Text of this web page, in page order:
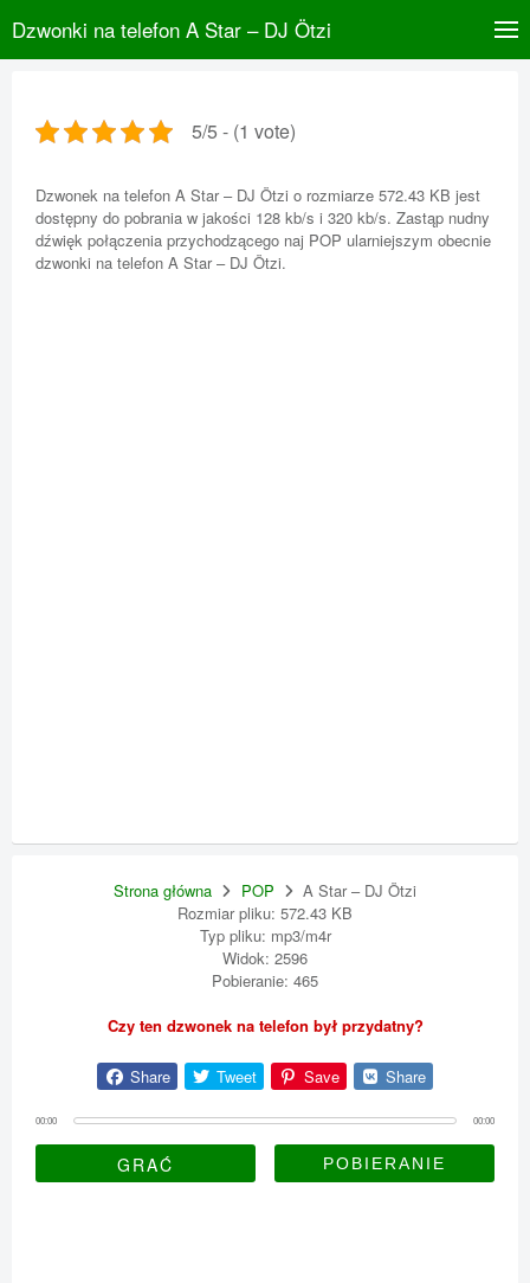
Dzwonki na telefon A Star – DJ Ötzi
5/5 - (1 vote)
Dzwonek na telefon A Star – DJ Ötzi o rozmiarze 572.43 KB jest
dostępny do pobrania w jakości 128 kb/s i 320 kb/s. Zastąp nudny
dźwięk połączenia przychodzącego naj POP ularniejszym obecnie
dzwonki na telefon A Star – DJ Ötzi.
Strona główna POP
A Star – DJ Ötzi
Rozmiar pliku: 572.43 KB
Typ pliku: mp3/m4r
Widok: 2596
Pobieranie: 465
Czy ten dzwonek na telefon był przydatny?
Share Tweet Save Share
00:00 00:00
GRAĆ